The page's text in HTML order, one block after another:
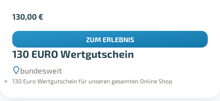
130 EURO Wertgutschein
bundesweit
130 Euro Wertgutschein für unseren gesamten Online Shop
130,00€
ZUM ERLEBNIS